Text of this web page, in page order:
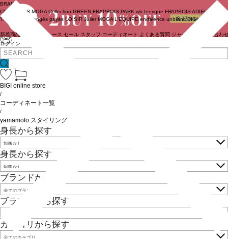
ログイン
BRAND
COUTURIER MOGA Collection GREEN FRAPBOIS PARK wb feerique FRAPBOIS ADIEU
TRISTESSE
congés payés LOISIR Julier MOGA L'EQUIPE endalence unbilanc BIGI online store
新着商品 ニュース セール スタッフ コーディネート よくある質問 ジャーナル お問い合わ
BIGI online store
/
コーディネート一覧
/
yamamoto スタイリング
身長から探す
身長から探す
ブランドから探す
ブランドから探す
カテゴリから探す